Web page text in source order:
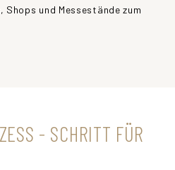
Shops und Messestände zum
- SCHRITT FÜR